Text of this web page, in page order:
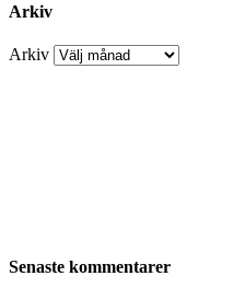
Arkiv
Arkiv
Senaste kommentarer